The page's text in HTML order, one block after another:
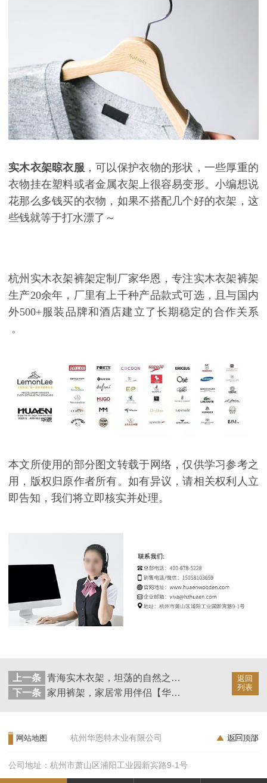
实木衣架晾衣服 ，可以保护衣物的形状，一些厚重的
衣物挂在塑料或者金属衣架上很容易变形。小编想说
花那么多钱买的衣物，如果不搭配几个好的衣架，这
些钱就等于打水漂了～
杭州实木衣架裤架定制厂家华恩，专注实木衣架裤架
生产20余年，厂里有上千种产品款式可选，且与国内
外500+服装品牌和酒店建立了长期稳定的合作关系
。
本文所使用的部分图文转载于网络，仅供学习参考之
用，版权归原作者所有。如有异议，请相关权利人立
即告知，我们将立即核实并处理。
返回
列表
上一条
青海实木衣架，坦荡的自然之美【华恩】
下一条
家用裤架，家居常用伴侣【华恩】
网站地图 杭州华恩特木业有限公司
公司地址：杭州市萧山区浦阳工业园新宾路9-1号